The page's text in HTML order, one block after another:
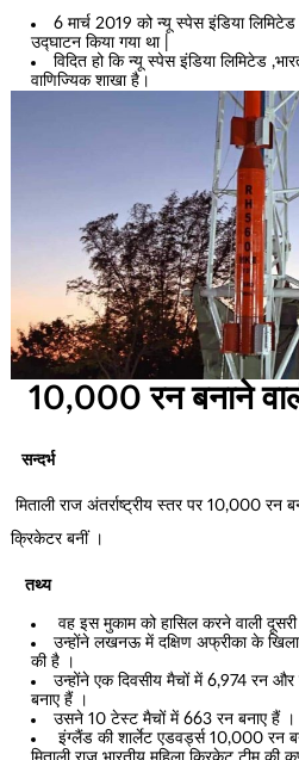
6 मार्च 2019 को न्यू स्पेस इंडिया
उद्घाटन किया गया था |
विदित हो कि न्यू स्पेस इंडिया लिमिटेड
वाणिज्यिक शाखा है।
10,000 रन बनाने
सन्दर्भ
मिताली राज अंतर्राष्ट्रीय स्तर पर 10,000 रन
क्रिकेटर बनीं ।
तथ्य
वह इस मुकाम को हासिल करने वाली
उन्होंने लखनऊ में दक्षिण अफ्रीका के
की है ।
उन्होंने एक दिवसीय मैचों में 6,974 रन
बनाए हैं ।
उसने 10 टेस्ट मैचों में 663 रन बनाए हैं ।
इंग्लैंड की शार्लेट एडवर्ड्स 10,000 रन